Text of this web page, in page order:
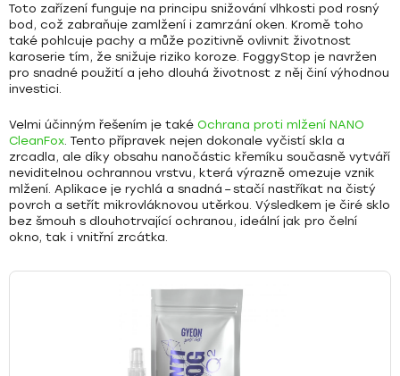
Toto zařízení funguje na principu snižování vlhkosti pod rosný
bod, což zabraňuje zamlžení i zamrzání oken. Kromě toho
také pohlcuje pachy a může pozitivně ovlivnit životnost
karoserie tím, že snižuje riziko koroze . FoggyStop je navržen
pro snadné použití a jeho dlouhá životnost z něj činí výhodnou
investici
Velmi účinným řešením je také Ochrana proti mlžení NANO
CleanFox . Tento přípravek nejen dokonale vyčistí skla a
zrcadla , ale díky obsahu nanočástic křemíku současně vytváří
neviditelnou ochrannou vrstvu, která výrazně omezuje vznik
mlžení. Aplikace je rychlá a snadná – stačí nastříkat na čistý
povrch a setřít mikrovláknovou utěrkou. Výsledkem je čiré sklo
bez šmouh s dlouhotrvající ochranou, ideální jak pro čelní
okno, tak i vnitřní zrcátka.